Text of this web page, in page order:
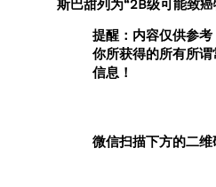
斯巴甜列为“2B级可能致癌
提醒：内容仅供参
你所获得的所有所谓
信息！
微信扫描下方的二维